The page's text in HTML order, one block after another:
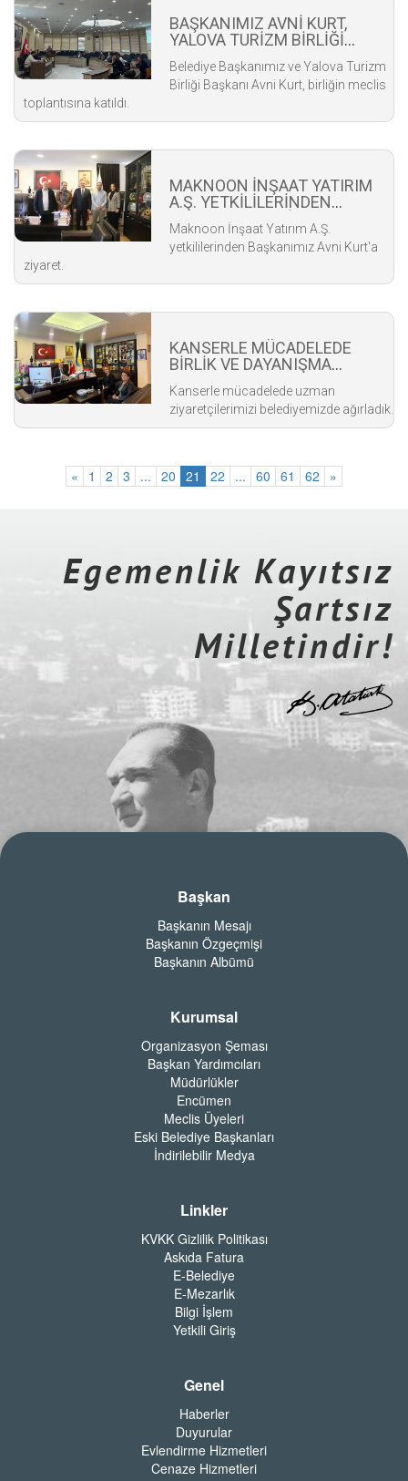
BAŞKANIMIZ AVNİ KURT,
YALOVA TURİZM BİRLİĞİ
Belediye Başkanımız ve Yalova Turizm
Birliği Başkanı Avni Kurt, birliğin meclis
toplantısına katıldı.
MAKNOON İNŞAAT YATIRIM
A.Ş. YETKİLİLERİNDEN
BAŞKANIMIZA ZİYARET
Maknoon İnşaat Yatırım A.Ş.
yetkililerinden Başkanımız Avni Kurt'a
ziyaret.
KANSERLE MÜCADELEDE
BİRLİK VE DAYANIŞMA
Kanserle mücadelede uzman
ziyaretçilerimizi belediyemizde ağırladık.
« 1 2 3 ... 20 21 22 ... 60 61 62 »
Egemenlik Kayıtsız
Şartsız
Milletindir!
Başkan
Başkanın Mesajı
Başkanın Özgeçmişi
Başkanın Albümü
Kurumsal
Organizasyon Şeması
Başkan Yardımcıları
Müdürlükler
Encümen
Meclis Üyeleri
Eski Belediye Başkanları
İndirilebilir Medya
Linkler
KVKK Gizlilik Politikası
Askıda Fatura
E-Belediye
E-Mezarlık
Bilgi İşlem
Yetkili Giriş
Genel
Haberler
Duyurular
Evlendirme Hizmetleri
Cenaze Hizmetleri